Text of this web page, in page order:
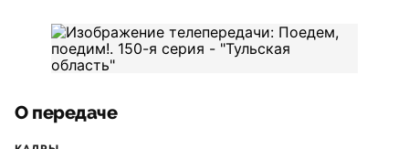
О передаче